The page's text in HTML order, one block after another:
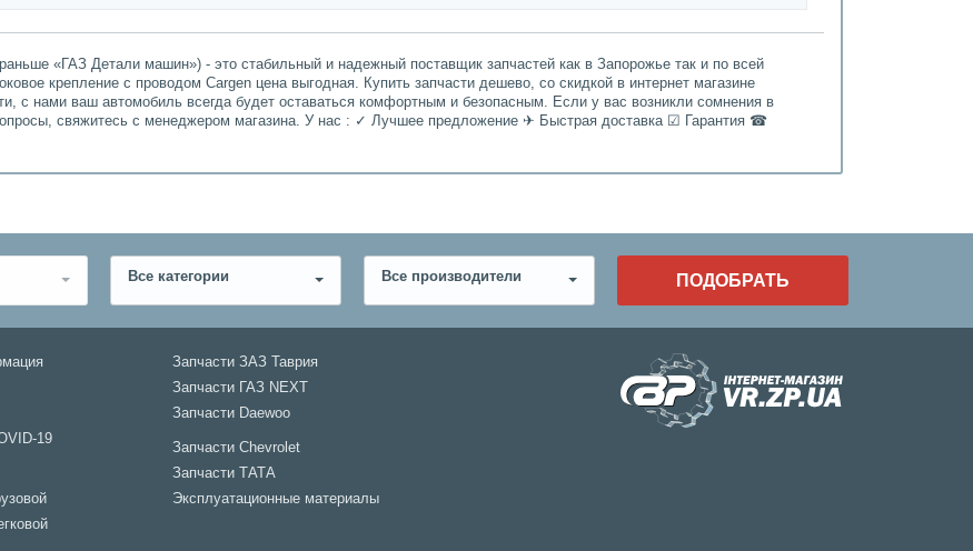
«ГАЗ Детали машин») - это стабильный и надежный поставщик запчастей как в Запорожье так и по всей
крепление с проводом Cargen цена выгодная. Купить запчасти дешево, со скидкой в интернет магазине
с нами ваш автомобиль всегда будет оставаться комфортным и безопасным. Если у вас возникли сомнения в
свяжитесь с менеджером магазина. У нас : ✓ Лучшее предложение ✈ Быстрая доставка ☑ Гарантия ☎
Все категории Все производители ПОДОБРАТЬ
19
Запчасти ЗАЗ Таврия
Запчасти ГАЗ NEXT
Запчасти Daewoo
Запчасти Chevrolet
Запчасти ТАТА
Эксплуатационные материалы